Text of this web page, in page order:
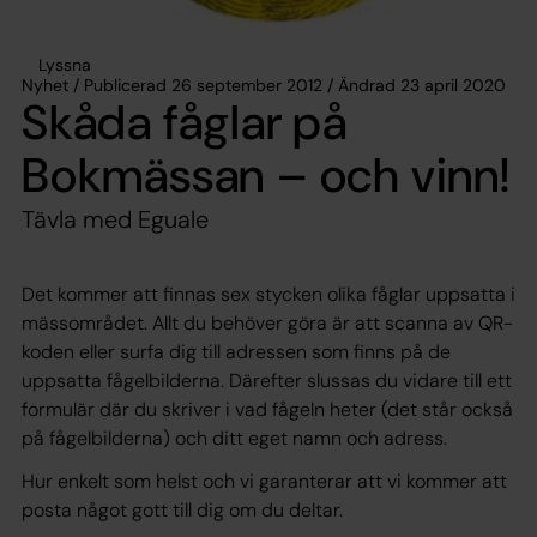
Lyssna
Nyhet / Publicerad 26 september 2012 / Ändrad 23 april 2020
Skåda fåglar på
Bokmässan – och vinn!
Tävla med Eguale
Det kommer att finnas sex stycken olika fåglar uppsatta i
mässområdet. Allt du behöver göra är att scanna av QR-
koden eller surfa dig till adressen som finns på de
uppsatta fågelbilderna. Därefter slussas du vidare till ett
formulär där du skriver i vad fågeln heter (det står också
på fågelbilderna) och ditt eget namn och adress.
Hur enkelt som helst och vi garanterar att vi kommer att
posta något gott till dig om du deltar.